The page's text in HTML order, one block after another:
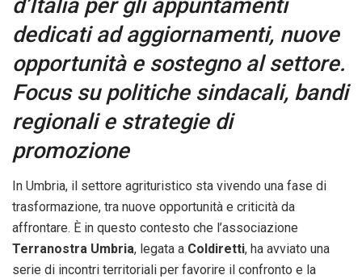
d’Italia per gli appuntamenti
dedicati ad aggiornamenti, nuove
opportunità e sostegno al settore.
Focus su politiche sindacali, bandi
regionali e strategie di
promozione
In Umbria, il settore agrituristico sta vivendo una fase di
trasformazione, tra nuove opportunità e criticità da
affrontare. È in questo contesto che l’associazione
Terranostra Umbria, legata a Coldiretti, ha avviato una
serie di incontri territoriali per favorire il confronto e la